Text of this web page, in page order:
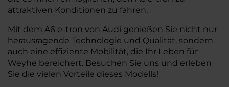
attraktiven Konditionen zu fahren.
Mit dem A6 e-tron von Audi genießen Sie nicht nur
herausragende Technologie und Qualität, sondern
auch eine effiziente Mobilität, die Ihr Leben für
Weyhe bereichert. Besuchen Sie uns und erleben
Sie die vielen Vorteile dieses Modells!